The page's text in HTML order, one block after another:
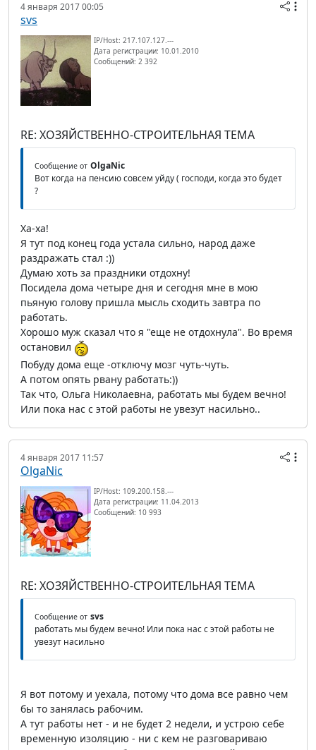
4 января 2017 00:05
svs
IP/Host: 217.107.127.---
Дата регистрации: 10.01.2010
Сообщений: 2 392
RE: ХОЗЯЙСТВЕННО-СТРОИТЕЛЬНАЯ ТЕМА
Сообщение от OlgaNic
Вот когда на пенсию совсем уйду ( господи, когда это будет
?
Ха-ха!
Я тут под конец года устала сильно, народ даже
раздражать стал :))
Думаю хоть за праздники отдохну!
Посидела дома четыре дня и сегодня мне в мою
пьяную голову пришла мысль сходить завтра по
работать.
Хорошо муж сказал что я "еще не отдохнула". Во время
остановил
Побуду дома еще -отключу мозг чуть-чуть.
А потом опять рвану работать:))
Так что, Ольга Николаевна, работать мы будем вечно!
Или пока нас с этой работы не увезут насильно..
4 января 2017 11:57
OlgaNic
IP/Host: 109.200.158.---
Дата регистрации: 11.04.2013
Сообщений: 10 993
RE: ХОЗЯЙСТВЕННО-СТРОИТЕЛЬНАЯ ТЕМА
Сообщение от svs
работать мы будем вечно! Или пока нас с этой работы не
увезут насильно
Я вот потому и уехала, потому что дома все равно чем
бы то занялась рабочим.
А тут работы нет - и не будет 2 недели, и устрою себе
временную изоляцию - ни с кем не разговариваю